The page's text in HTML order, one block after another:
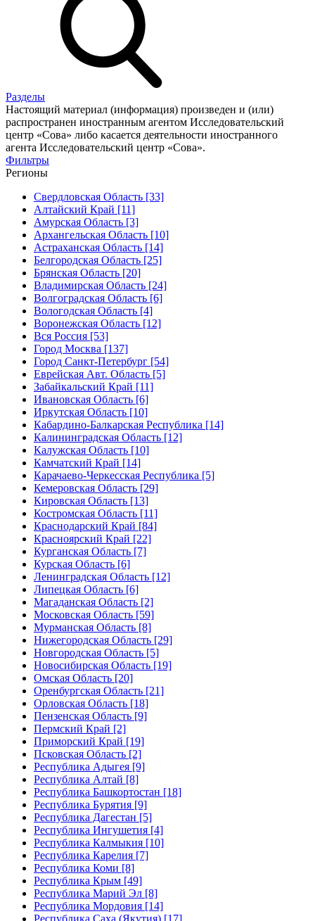
Разделы
Настоящий материал (информация) произведен и (или)
распространен иностранным агентом Исследовательский
центр «Сова» либо касается деятельности иностранного
агента Исследовательский центр «Сова».
Фильтры
Регионы
Свердловская Область [33]
Алтайский Край [11]
Амурская Область [3]
Архангельская Область [10]
Астраханская Область [14]
Белгородская Область [25]
Брянская Область [20]
Владимирская Область [24]
Волгоградская Область [6]
Вологодская Область [4]
Воронежская Область [12]
Вся Россия [53]
Город Москва [137]
Город Санкт-Петербург [54]
Еврейская Авт. Область [5]
Забайкальский Край [11]
Ивановская Область [6]
Иркутская Область [10]
Кабардино-Балкарская Республика [14]
Калининградская Область [12]
Калужская Область [10]
Камчатский Край [14]
Карачаево-Черкесская Республика [5]
Кемеровская Область [29]
Кировская Область [13]
Костромская Область [11]
Краснодарский Край [84]
Красноярский Край [22]
Курганская Область [7]
Курская Область [6]
Ленинградская Область [12]
Липецкая Область [6]
Магаданская Область [2]
Московская Область [59]
Мурманская Область [8]
Нижегородская Область [29]
Новгородская Область [5]
Новосибирская Область [19]
Омская Область [20]
Оренбургская Область [21]
Орловская Область [18]
Пензенская Область [9]
Пермский Край [2]
Приморский Край [19]
Псковская Область [2]
Республика Адыгея [9]
Республика Алтай [8]
Республика Башкортостан [18]
Республика Бурятия [9]
Республика Дагестан [5]
Республика Ингушетия [4]
Республика Калмыкия [10]
Республика Карелия [7]
Республика Коми [8]
Республика Крым [49]
Республика Марий Эл [8]
Республика Мордовия [14]
Республика Саха (Якутия) [17]